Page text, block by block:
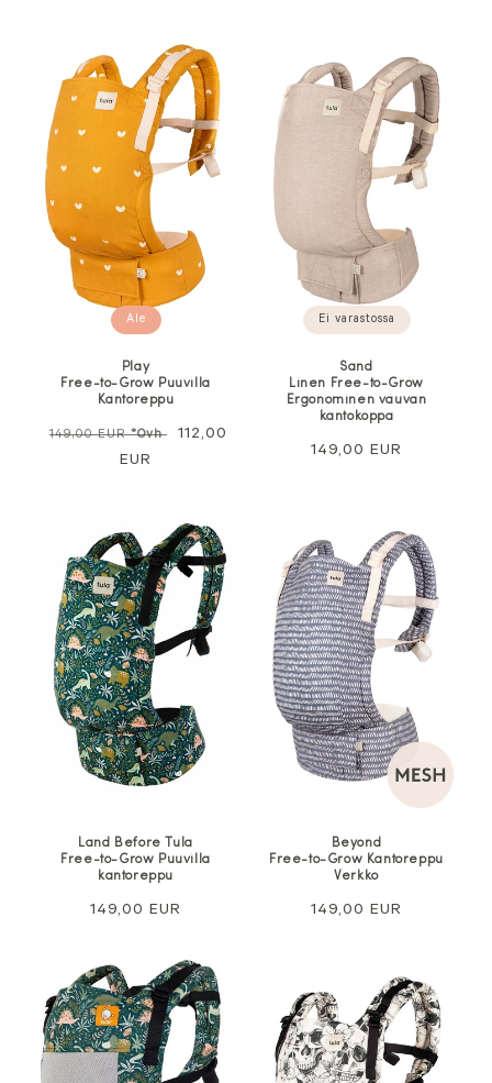
Ale
Play
Free-to-Grow Puuvilla
Kantoreppu
Normaali
149,00 EUR*Ovh Alennushinta
112,00
EUR
Ei varastossa
Sand
Linen Free-to-Grow
Ergonominen vauvan
kantokoppa
Normaali
149,00 EUR
Land Before Tula
Free-to-Grow Puuvilla
kantoreppu
Normaali
149,00 EUR
Beyond
Free-to-Grow Kantoreppu
Verkko
Normaali
149,00 EUR